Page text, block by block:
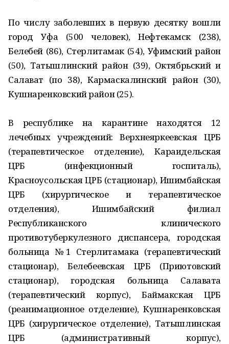
По числу заболевших в первую десятку вошли
город Уфа (500 человек), Нефтекамск (238),
Белебей (86), Стерлитамак (54), Уфимский район
(50), Татышлинский район (39), Октябрьский и
Салават (по 38), Кармаскалинский район (30),
Кушнаренковский район (25).
В республике на карантине находятся 12
лечебных учреждений: Верхнеяркеевская ЦРБ
(терапевтическое отделение), Караидельская
ЦРБ (инфекционный госпиталь),
Красноусольская ЦРБ (стационар), Ишимбайская
ЦРБ (хирургическое и терапевтическое
отделения), Ишимбайский филиал
Республиканского клинического
противотуберкулезного диспансера, городская
больница №1 Стерлитамака (терапевтический
стационар), Белебеевская ЦРБ (Приютовский
стационар), городская больница Салавата
(терапевтический корпус), Баймакская ЦРБ
(реанимационное отделение), Кушнаренковская
ЦРБ (хирургическое отделение), Татышлинская
ЦРБ (административный корпус),